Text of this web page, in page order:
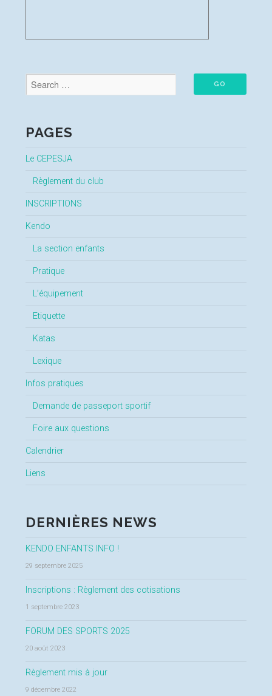
PAGES
Le CEPESJA
Règlement du club
INSCRIPTIONS
Kendo
La section enfants
Pratique
L’équipement
Etiquette
Katas
Lexique
Infos pratiques
Demande de passeport sportif
Foire aux questions
Calendrier
Liens
DERNIÈRES NEWS
KENDO ENFANTS INFO !
29 septembre 2025
Inscriptions : Règlement des cotisations
1 septembre 2023
FORUM DES SPORTS 2025
20 août 2023
Règlement mis à jour
9 décembre 2022